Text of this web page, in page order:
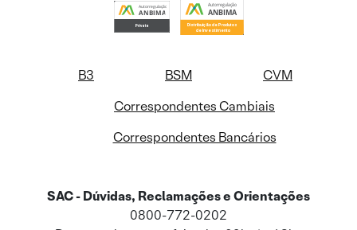
B3 BSM
CVM
Correspondentes Cambiais
Correspondentes Bancários
SAC - Dúvidas, Reclamações e Orientações
0800-772-0202